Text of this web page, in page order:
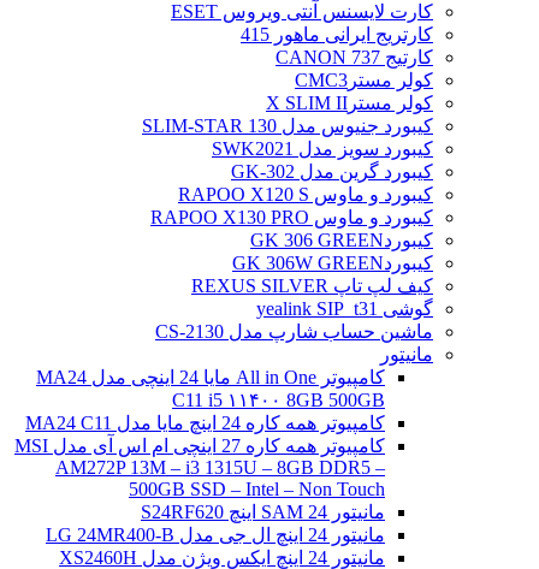
کارت لایسنس آنتی ویروس ESET
کارتریج ایرانی ماهور 415
کارتیج 737 CANON
کولر مسترCMC3
کولر مسترX SLIM II
کیبورد جنیوس مدل SLIM-STAR 130
کیبورد سویز مدل SWK2021
کیبورد گرین مدل GK-302
کیبورد و ماوس RAPOO X120 S
کیبورد و ماوس RAPOO X130 PRO
کیبوردGK 306 GREEN
کیبوردGK 306W GREEN
کیف لپ تاپ REXUS SILVER
گوشی yealink SIP_t31
ماشین حساب شارپ مدل CS-2130
مانیتور
کامپیوتر All in One مایا 24 اینچی مدل MA24
C11 i5 ۱۱۴۰۰ 8GB 500GB
کامپیوتر همه کاره 24 اینچ مایا مدل MA24 C11
کامپیوتر همه کاره 27 اینچی ام اس آی مدل MSI
AM272P 13M – i3 1315U – 8GB DDR5 –
500GB SSD – Intel – Non Touch
مانیتور 24 SAM اینچ S24RF620
مانیتور 24 اینچ ال جی مدل LG 24MR400-B
مانیتور 24 اینچ ایکس ویژن مدل XS2460H